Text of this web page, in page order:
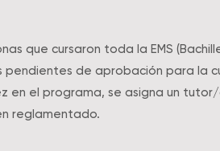
que cursaron toda la EMS
de aprobación para la
en el programa, se asigna un
reglamentado.